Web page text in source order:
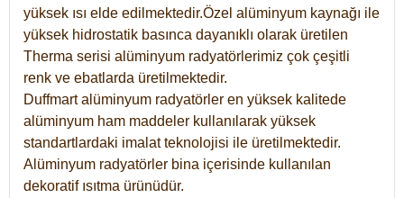
yüksek ısı elde edilmektedir.Özel alüminyum kaynağı ile
yüksek hidrostatik basınca dayanıklı olarak üretilen
Therma serisi alüminyum radyatörlerimiz çok çeşitli
renk ve ebatlarda üretilmektedir.
Duffmart alüminyum radyatörler en yüksek kalitede
alüminyum ham maddeler kullanılarak yüksek
standartlardaki imalat teknolojisi ile üretilmektedir.
Alüminyum radyatörler bina içerisinde kullanılan
dekoratif ısıtma ürünüdür.